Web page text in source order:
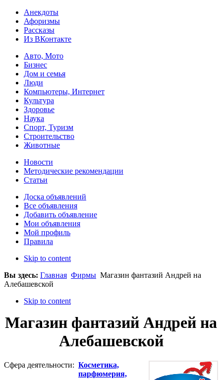
Анекдоты
Афоризмы
Рассказы
Из ВКонтакте
Авто, Мото
Бизнес
Дом и семья
Люди
Компьютеры, Интернет
Культура
Здоровье
Наука
Спорт, Туризм
Строительство
Животные
Новости
Методические рекомендации
Статьи
Доска объявлений
Все объявления
Добавить объявление
Мои объявления
Мой профиль
Правила
Skip to content
Вы здесь: Главная Фирмы Магазин фантазий Андрей на
Алебашевской
Skip to content
Магазин фантазий Андрей на
Алебашевской
Сфера деятельности: Косметика,
парфюмерия,